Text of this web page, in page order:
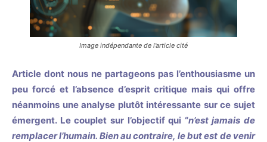
Image indépendante de l’article cité
Article dont nous ne partageons pas l’enthousiasme un
peu forcé et l’absence d’esprit critique mais qui offre
néanmoins une analyse plutôt intéressante sur ce sujet
émergent. Le couplet sur l’objectif qui “n’est jamais de
remplacer l’humain. Bien au contraire, le but est de venir